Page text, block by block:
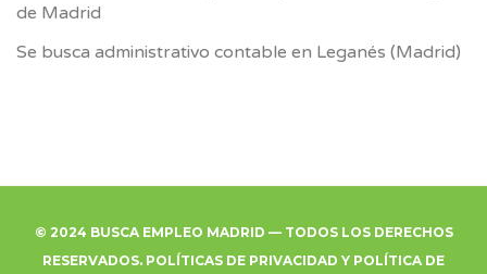
de Madrid
Se busca administrativo contable en Leganés (Madrid)
© 2024 BUSCA EMPLEO MADRID — TODOS LOS DERECHOS
RESERVADOS. POLÍTICAS DE PRIVACIDAD Y POLÍTICA DE